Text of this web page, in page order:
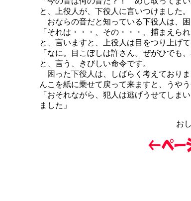
と、上役人が、下役人に言いつけました。
おならの音だと知っている下役人は、困
「それは・・・、その・・・、捕まえられ
と、言いますと、上役人は目をつり上げて
「なに。目こぼしは許さん。ぜがひでも
と、言う、きびしい命令です。
困った下役人は、しばらく考えており
んこを紙に乗せて戻って来ますと、うやう
「おそれながら、犯人は逃げうせてしま
ました」
お